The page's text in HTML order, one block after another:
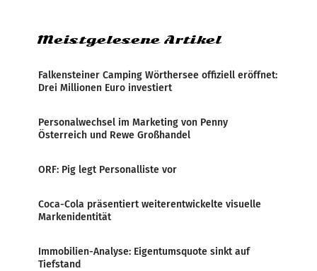
Meistgelesene Artikel
Falkensteiner Camping Wörthersee offiziell eröffnet:
Drei Millionen Euro investiert
Personalwechsel im Marketing von Penny
Österreich und Rewe Großhandel
ORF: Pig legt Personalliste vor
Coca-Cola präsentiert weiterentwickelte visuelle
Markenidentität
Immobilien-Analyse: Eigentumsquote sinkt auf
Tiefstand